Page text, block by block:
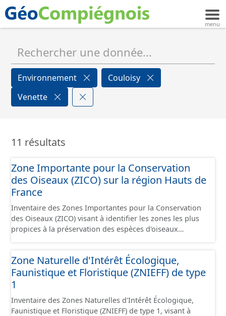
Environnement
Couloisy
Venette
11 résultats
Zone Importante pour la Conservation
des Oiseaux (ZICO) sur la région Hauts de
France
Inventaire des Zones Importantes pour la Conservation
des Oiseaux (ZICO) visant à identifier les zones les plus
propices à la préservation des espèces d'oiseaux
généralement été classées, en tout ou en partie, en sites
Natura 2000 sous la forme de Zones de Protection
Spéciales.
Zone Naturelle d'Intérêt Écologique,
Faunistique et Floristique (ZNIEFF) de type
1
Inventaire des Zones Naturelles d'Intérêt Écologique,
Faunistique et Floristique (ZNIEFF) de type 1, visant à